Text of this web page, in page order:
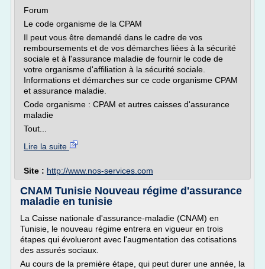
Forum
Le code organisme de la CPAM
Il peut vous être demandé dans le cadre de vos
remboursements et de vos démarches liées à la sécurité
sociale et à l'assurance maladie de fournir le code de
votre organisme d'affiliation à la sécurité sociale.
Informations et démarches sur ce code organisme CPAM
et assurance maladie.
Code organisme : CPAM et autres caisses d'assurance
maladie
Tout...
Lire la suite
Site : http://www.nos-services.com
CNAM Tunisie Nouveau régime d'assurance
maladie en tunisie
La Caisse nationale d'assurance-maladie (CNAM) en
Tunisie, le nouveau régime entrera en vigueur en trois
étapes qui évolueront avec l'augmentation des cotisations
des assurés sociaux.
Au cours de la première étape, qui peut durer une année, la